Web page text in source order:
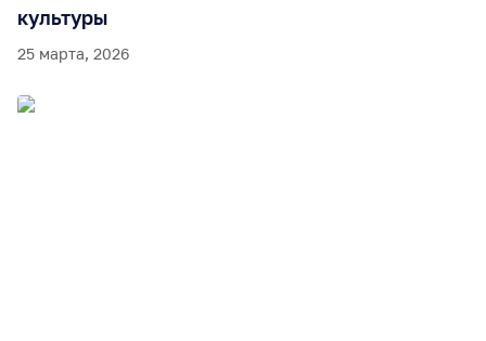
культуры
25 марта, 2026